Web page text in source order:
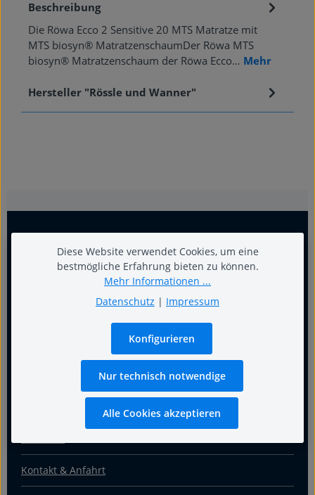
Beschreibung
Die Röwa Ecco 2 Sensitive 20 MTS Matratze mit
MTS biosyn® MatratzenschaumDer Röwa MTS
biosyn® Matratzenschaum der Röwa Ecco… Mehr
Hersteller "Rössle und Wanner"
Warum Fachgeschäft
Kontakt & Anfahrt
Diese Website verwendet Cookies, um eine
bestmögliche Erfahrung bieten zu können.
Mehr Informationen ...
Datenschutz | Impressum
Nur technisch notwendige
Konfigurieren
Alle Cookies akzeptieren